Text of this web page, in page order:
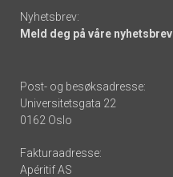
Nyhetsbrev:
Meld deg på våre nyhetsbrev
Post- og besøksadresse:
Universitetsgata 22
0162 Oslo
Fakturaadresse:
Apéritif AS